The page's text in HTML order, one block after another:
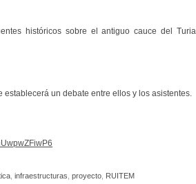
históricos sobre el antiguo cauce del Turia,
un debate entre ellos y los asistentes.
, infraestructuras proyecto, RUITEM